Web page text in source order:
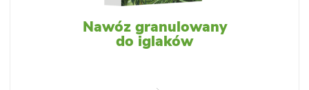
Nawóz granulowany
do iglaków